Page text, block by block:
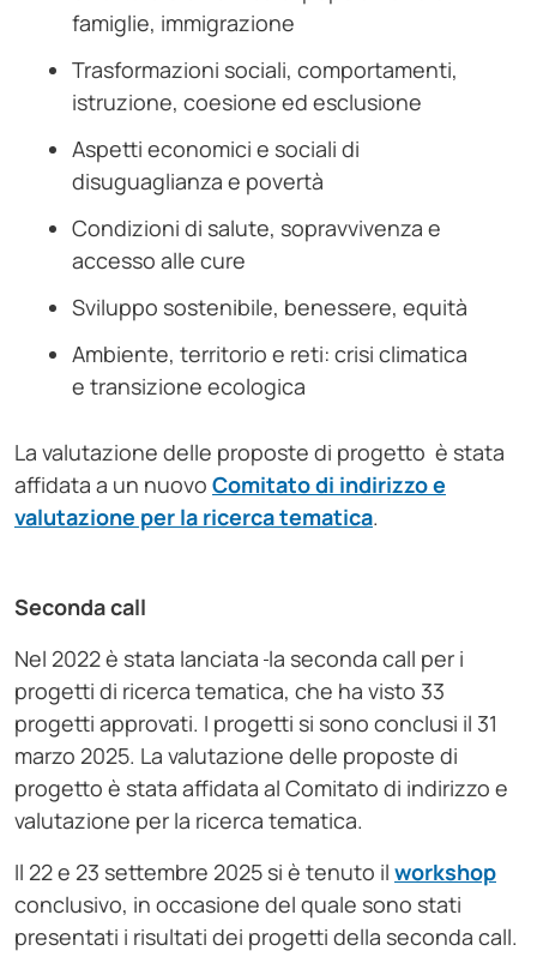
famiglie, immigrazione
Trasformazioni sociali, comportamenti,
istruzione, coesione ed esclusione
Aspetti economici e sociali di
disuguaglianza e povertà
Condizioni di salute, sopravvivenza e
accesso alle cure
Sviluppo sostenibile, benessere, equità
Ambiente, territorio e reti: crisi climatica
e transizione ecologica
La valutazione delle proposte di progetto è stata
affidata a un nuovo Comitato di indirizzo e
valutazione per la ricerca tematica.
Seconda call
Nel 2022 è stata lanciata la seconda call per i
progetti di ricerca tematica, che ha visto 33
progetti approvati. I progetti si sono conclusi il 31
marzo 2025. La valutazione delle proposte di
progetto è stata affidata al Comitato di indirizzo e
valutazione per la ricerca tematica.
Il 22 e 23 settembre 2025 si è tenuto il workshop
conclusivo, in occasione del quale sono stati
presentati i risultati dei progetti della seconda call.